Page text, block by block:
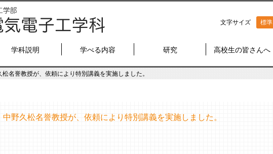
文字サイズ 標準
学科説明 学べる内容 研究 高校生の皆さんへ
松名誉教授が、依頼により特別講義を実施しました。
中野久松名誉教授が、依頼により特別講義を実施しました。